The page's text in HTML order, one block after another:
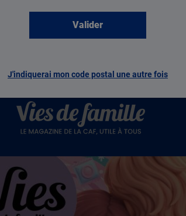
J'indiquerai mon code postal une autre fois